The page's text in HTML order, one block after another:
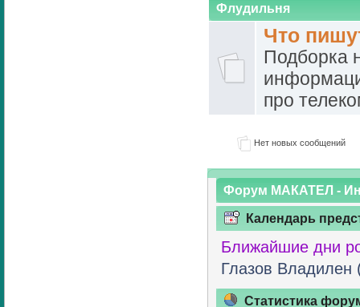
Флудильня
Что
Подборка
про
Нет новых сообщений
Форум МАКАТЕЛ -
Календарь
Ближайшие дни
Глазов Владилен
Статистика